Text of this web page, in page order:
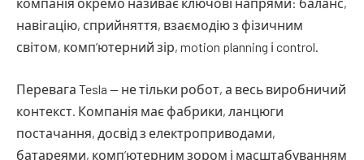
компанія окремо називає ключові напрями: баланс,
навігацію, сприйняття, взаємодію з фізичним
світом, комп’ютерний зір, motion planning і control.
Перевага Tesla — не тільки робот, а весь виробничий
контекст. Компанія має фабрики, ланцюги
постачання, досвід з електроприводами,
батареями, комп’ютерним зором і масштабуванням